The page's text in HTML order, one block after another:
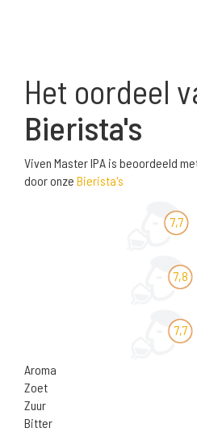
Het oordeel
Bierista's
Viven Master IPA is beoordeeld
door onze Bierista's
7,7
7,8
7,7
Aroma
Zoet
Zuur
Bitter